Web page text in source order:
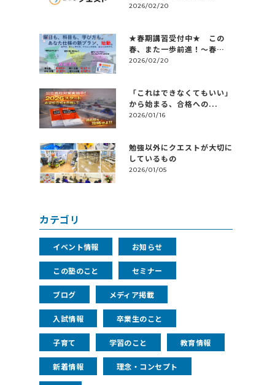
2026/02/20
★春期講習受付中★ この
春、また一歩前進！～春
休...
2026/02/20
「これはできなくてもいい」
から始まる、合格への...
2026/01/16
勉強以外にクエストが大切に
しているもの
2026/01/05
カテゴリ
イベント情報 お知らせ
この塾のこと セミナー
ブログ メディア掲載
入試情報 卒業生のこと
子育て 学習のこと 教育情報
新着情報 理念・コンセプト